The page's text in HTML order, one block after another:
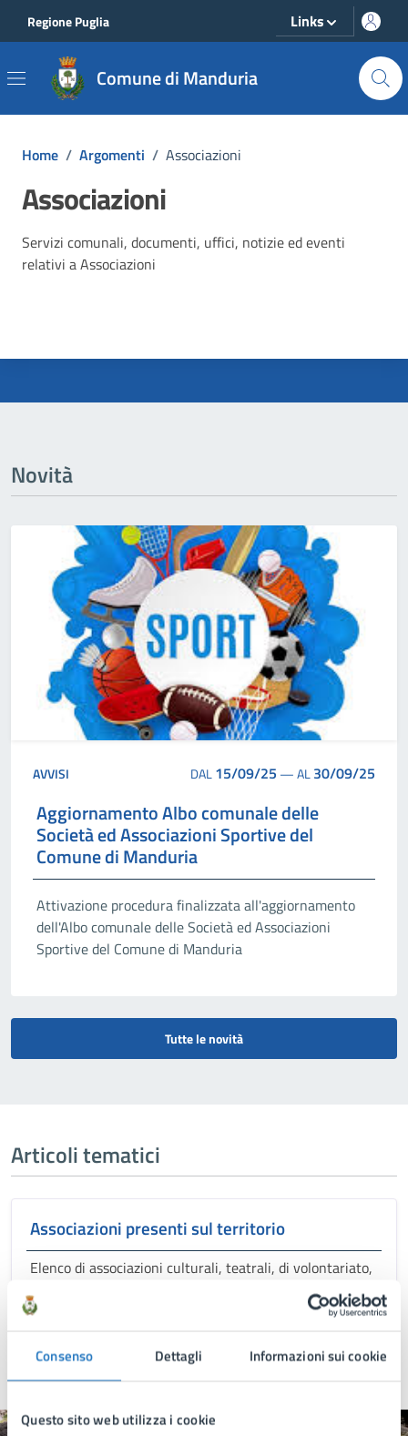
Consenso Dettagli Informazioni sui cookie
Questo sito web utilizza i cookie
Regione Puglia Links
Comune di Manduria
Home / Argomenti / Associazioni
Associazioni
Dettagli dell'argomento
Servizi comunali, documenti, uffici, notizie ed eventi
relativi a Associazioni
Novità
AVVISI DAL15/09/25 —AL30/09/25
Aggiornamento Albo comunale delle
Società ed Associazioni Sportive del
Comune di Manduria
Attivazione procedura finalizzata all'aggiornamento
dell'Albo comunale delle Società ed Associazioni
Sportive del Comune di Manduria
Tutte le novità
Articoli tematici
Associazioni presenti sul territorio
Elenco di associazioni culturali, teatrali, di volontariato,
Tutti gli articoli tematici